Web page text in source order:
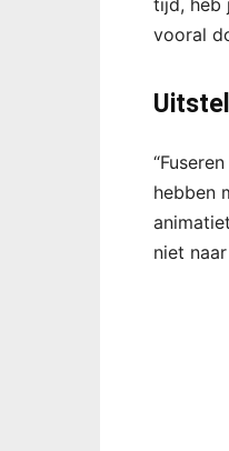
tijd, heb
vooral
hebben
niet